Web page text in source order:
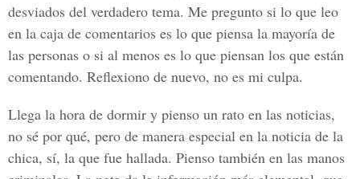
desviados del verdadero tema. Me pregunto si lo que leo
en la caja de comentarios es lo que piensa la mayoría de
las personas o si al menos es lo que piensan los que están
comentando. Reflexiono de nuevo, no es mi culpa.
Llega la hora de dormir y pienso un rato en las noticias,
no sé por qué, pero de manera especial en la noticia de la
chica, sí, la que fue hallada. Pienso también en las manos